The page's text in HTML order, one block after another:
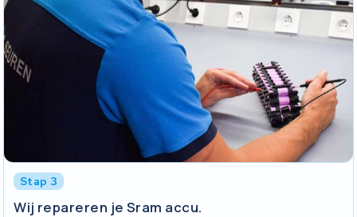
Stap 3
Wij repareren je Sram accu.